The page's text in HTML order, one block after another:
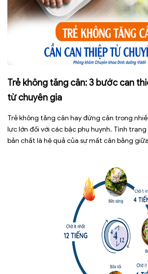
Trẻ không tăng cân: 3 bước can
từ chuyên gia
Trẻ không tăng cân hay đứng cân trong
lực lớn đối với các bậc phụ huynh. Tình
bản chất là hệ quả của sự mất cân bằng